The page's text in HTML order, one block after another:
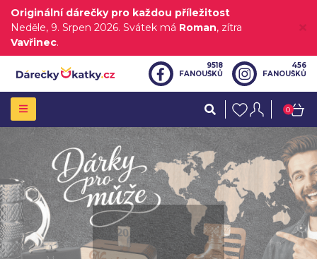
Originální dárečky pro každou příležitost
Neděle, 9. Srpen 2026. Svátek má Roman, zítra
Vavřinec.
9518
FANOUŠKŮ
456
FANOUŠKŮ
0
ZOBRAZIT VÍC